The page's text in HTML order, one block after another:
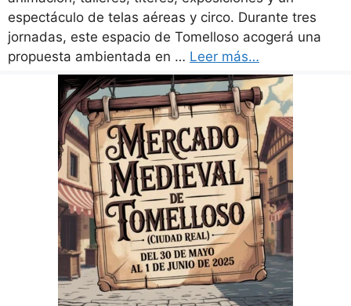
espectáculo de telas aéreas y circo. Durante tres
jornadas, este espacio de Tomelloso acogerá una
propuesta ambientada en … Leer más…